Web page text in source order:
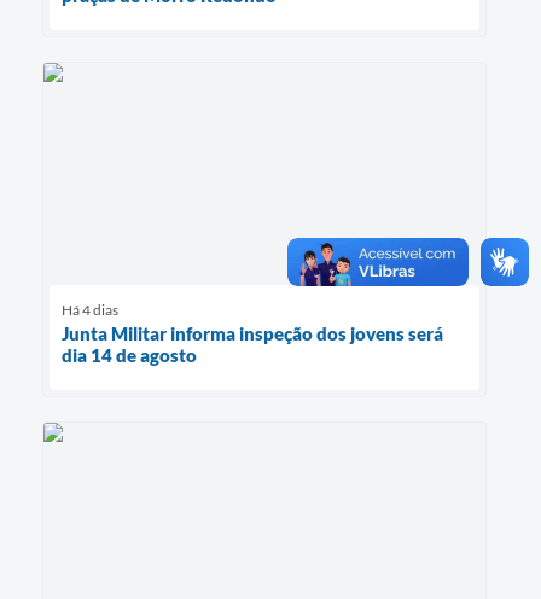
Há 4 dias
Junta Militar informa inspeção dos jovens será
dia 14 de agosto